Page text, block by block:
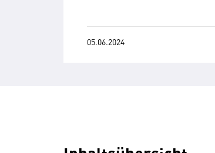
05.06.2024